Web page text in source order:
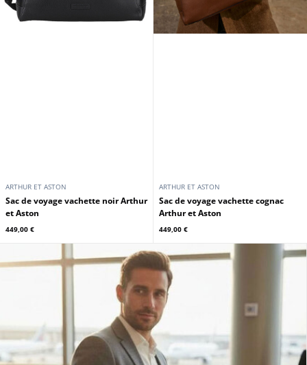
ARTHUR ET ASTON
Sac de voyage vachette noir Arthur
et Aston
449,00 €
ARTHUR ET ASTON
Sac de voyage vachette cognac
Arthur et Aston
449,00 €